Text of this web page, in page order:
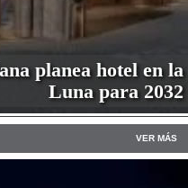
planea hotel en la
Luna para 2032
VER MÁS